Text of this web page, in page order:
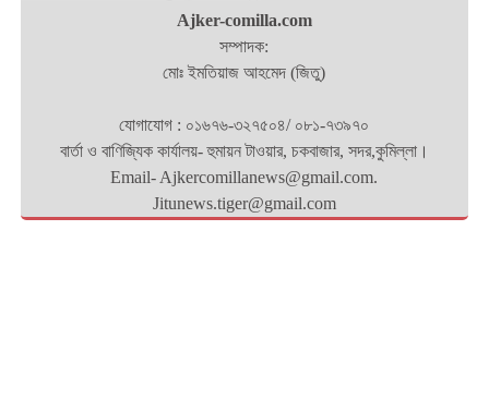
Ajker-comilla.com
সম্পাদক:
মোঃ ইমতিয়াজ আহমেদ (জিতু)
যোগাযোগ : ০১৬৭৬-৩২৭৫০৪/ ০৮১-৭৩৯৭০
বার্তা ও বাণিজ্যিক কার্যালয়- হুমায়ন টাওয়ার, চকবাজার, সদর,কুমিল্লা।
Email- Ajkercomillanews@gmail.com.
Jitunews.tiger@gmail.com